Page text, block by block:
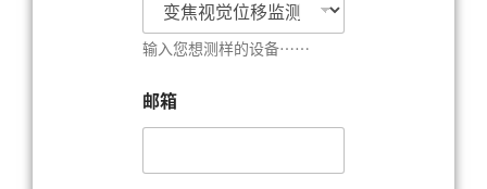
输入您想测样的设备……
邮箱